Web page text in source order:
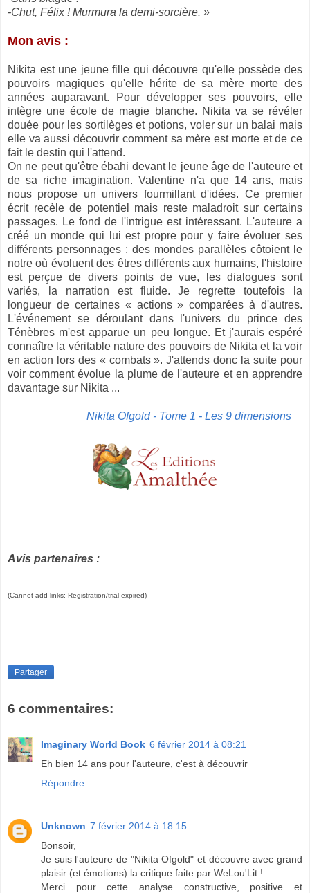
-Chut, Félix ! Murmura la demi-sorcière. »
Mon avis :
Nikita est une jeune fille qui découvre qu'elle possède des
pouvoirs magiques qu'elle hérite de sa mère morte des
années auparavant. Pour développer ses pouvoirs, elle
intègre une école de magie blanche. Nikita va se révéler
douée pour les sortilèges et potions, voler sur un balai mais
elle va aussi découvrir comment sa mère est morte et de ce
fait le destin qui l'attend.
On ne peut qu'être ébahi devant le jeune âge de l'auteure et
de sa riche imagination. Valentine n'a que 14 ans, mais
nous propose un univers fourmillant d'idées. Ce premier
écrit recèle de potentiel mais reste maladroit sur certains
passages. Le fond de l'intrigue est intéressant. L'auteure a
créé un monde qui lui est propre pour y faire évoluer ses
différents personnages : des mondes parallèles côtoient le
notre où évoluent des êtres différents aux humains, l'histoire
est perçue de divers points de vue, les dialogues sont
variés, la narration est fluide. Je regrette toutefois la
longueur de certaines « actions » comparées à d'autres.
L'événement se déroulant dans l'univers du prince des
Ténèbres m'est apparue un peu longue. Et j'aurais espéré
connaître la véritable nature des pouvoirs de Nikita et la voir
en action lors des « combats ». J'attends donc la suite pour
voir comment évolue la plume de l'auteure et en apprendre
davantage sur Nikita ...
Nikita Ofgold - Tome 1 - Les 9 dimensions
Avis partenaires :
(Cannot add links: Registration/trial expired)
Partager
6 commentaires:
Imaginary World Book 6 février 2014 à 08:21
Eh bien 14 ans pour l'auteure, c'est à découvrir
Répondre
Unknown 7 février 2014 à 18:15
Bonsoir,
Je suis l'auteure de "Nikita Ofgold" et découvre avec grand
plaisir (et émotions) la critique faite par WeLou'Lit !
Merci pour cette analyse constructive, positive et